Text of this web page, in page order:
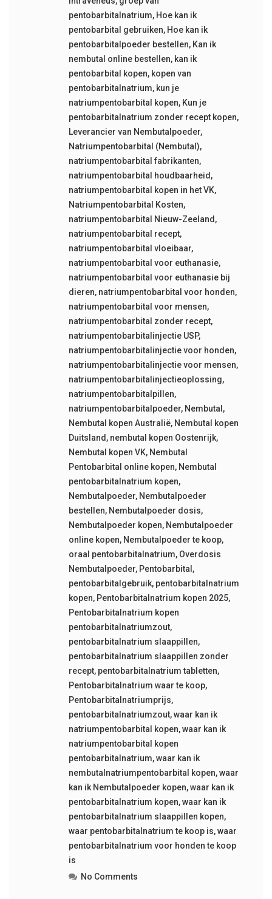
pentobarbitalnatrium, Hoe kan ik
pentobarbital gebruiken, Hoe kan ik
pentobarbitalpoeder bestellen, Kan ik
nembutal online bestellen, kan ik
pentobarbital kopen, kopen van
pentobarbitalnatrium, kun je
natriumpentobarbital kopen, Kun je
pentobarbitalnatrium zonder recept kopen,
Leverancier van Nembutalpoeder,
Natriumpentobarbital (Nembutal),
natriumpentobarbital fabrikanten,
natriumpentobarbital houdbaarheid ,
natriumpentobarbital kopen in het VK,
Natriumpentobarbital Kosten,
natriumpentobarbital Nieuw-Zeeland ,
natriumpentobarbital recept,
natriumpentobarbital vloeibaar,
natriumpentobarbital voor euthanasie,
natriumpentobarbital voor euthanasie bij
dieren, natriumpentobarbital voor honden,
natriumpentobarbital voor mensen,
natriumpentobarbital zonder recept,
natriumpentobarbitalinjectie USP,
natriumpentobarbitalinjectie voor honden,
natriumpentobarbitalinjectie voor mensen,
natriumpentobarbitalinjectieoplossing,
natriumpentobarbitalpillen,
natriumpentobarbitalpoeder, Nembutal ,
Nembutal kopen Australië, Nembutal kopen
Duitsland , nembutal kopen Oostenrijk,
Nembutal kopen VK, Nembutal
Pentobarbital online kopen, Nembutal
pentobarbitalnatrium kopen,
Nembutalpoeder, Nembutalpoeder
bestellen, Nembutalpoeder dosis,
Nembutalpoeder kopen, Nembutalpoeder
online kopen, Nembutalpoeder te koop,
oraal pentobarbitalnatrium, Overdosis
Nembutalpoeder, Pentobarbital ,
pentobarbitalgebruik, pentobarbitalnatrium
kopen, Pentobarbitalnatrium kopen 2025,
Pentobarbitalnatrium kopen
pentobarbitalnatriumzout,
pentobarbitalnatrium slaappillen,
pentobarbitalnatrium slaappillen zonder
recept, pentobarbitalnatrium tabletten,
Pentobarbitalnatrium waar te koop,
Pentobarbitalnatriumprijs,
pentobarbitalnatriumzout,waar kan ik
natriumpentobarbital kopen,waar kan ik
natriumpentobarbital kopen
pentobarbitalnatrium,waar kan ik
nembutalnatriumpentobarbital kopen,waar
kan ik Nembutalpoeder kopen,waar kan ik
pentobarbitalnatrium kopen,waar kan ik
pentobarbitalnatrium slaappillen kopen,
waar pentobarbitalnatrium te koop is,waar
pentobarbitalnatrium voor honden te koop
is
No Comments